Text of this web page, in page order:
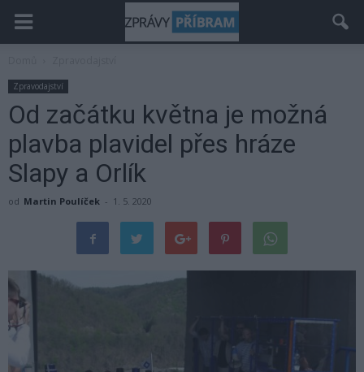
Zpravodajství
Od začátku května je možná
plavba plavidel přes hráze
Slapy a Orlík
od Martin Poulíček - 1. 5. 2020